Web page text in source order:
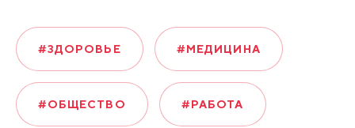
#ЗДОРОВЬЕ #МЕДИЦИНА
#ОБЩЕСТВО #РАБОТА